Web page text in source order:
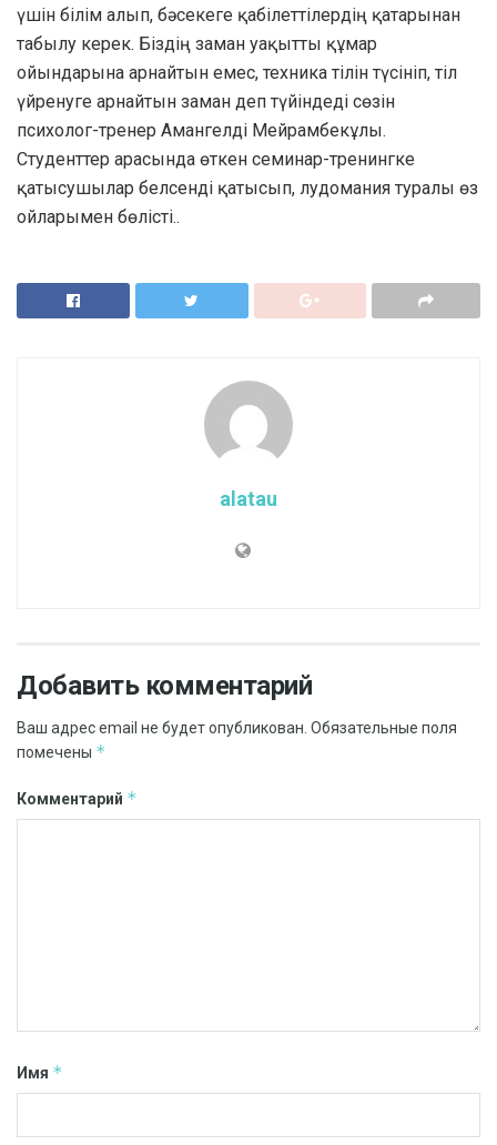
үшін білім алып, бәсекеге қабілеттілердің қатарынан
табылу керек. Біздің заман уақытты құмар
ойындарына арнайтын емес, техника тілін түсініп, тіл
үйренуге арнайтын заман деп түйіндеді сөзін
психолог-тренер Амангелді Мейрамбекұлы.
Студенттер арасында өткен семинар-тренингке
қатысушылар белсенді қатысып, лудомания туралы өз
ойларымен бөлісті..
alatau
Добавить комментарий
Ваш адрес email не будет опубликован. Обязательные поля
помечены *
Комментарий *
Имя *